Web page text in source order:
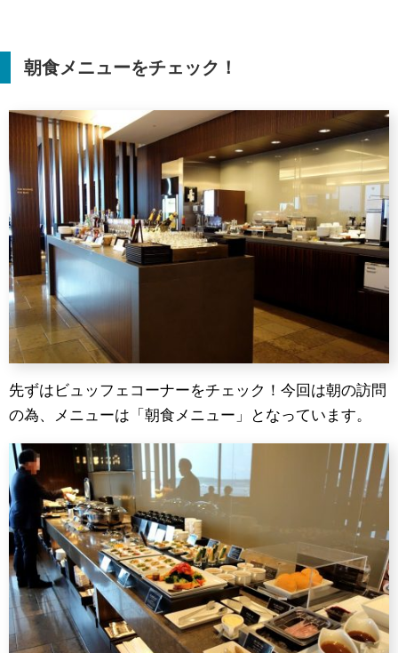
朝食メニューをチェック！
先ずはビュッフェコーナーをチェック！今回は朝の訪問
の為、メニューは「朝食メニュー」となっています。